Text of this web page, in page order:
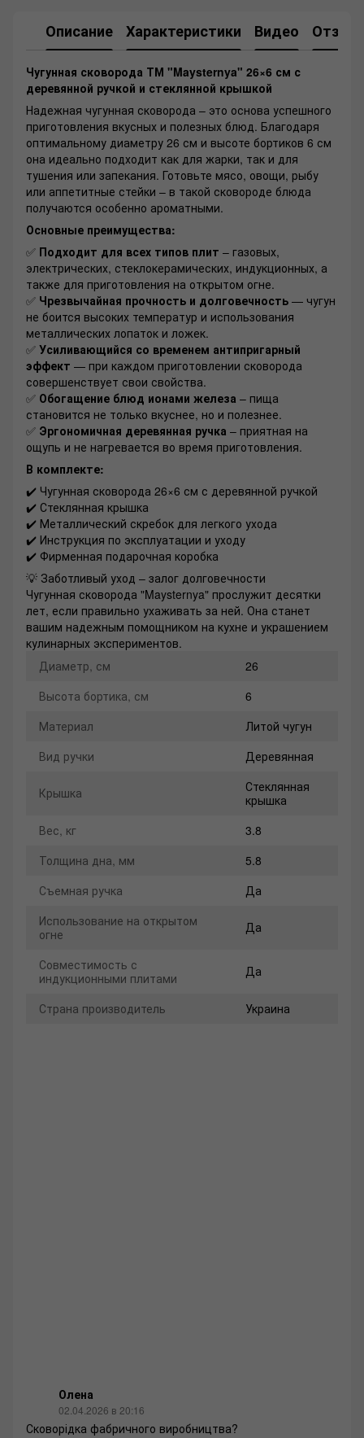
Описание Характеристики Видео
Чугунная сковорода ТМ "Maysternya" 26×6 см с
деревянной ручкой и стеклянной крышкой
Надежная чугунная сковорода – это основа успешного
приготовления вкусных и полезных блюд. Благодаря
оптимальному диаметру 26 см и высоте бортиков 6 см
она идеально подходит как для жарки, так и для
тушения или запекания. Готовьте мясо, овощи, рыбу
или аппетитные стейки – в такой сковороде блюда
получаются особенно ароматными.
Основные преимущества:
✅ Подходит для всех типов плит – газовых,
электрических, стеклокерамических, индукционных, а
также для приготовления на открытом огне.
✅ Чрезвычайная прочность и долговечность — чугун
не боится высоких температур и использования
металлических лопаток и ложек.
✅ Усиливающийся со временем антипригарный
эффект — при каждом приготовлении сковорода
совершенствует свои свойства.
✅ Обогащение блюд ионами железа – пища
становится не только вкуснее, но и полезнее.
✅ Эргономичная деревянная ручка – приятная на
ощупь и не нагревается во время приготовления.
В комплекте:
✔️ Чугунная сковорода 26×6 см с деревянной ручкой
✔️ Стеклянная крышка
✔️ Металлический скребок для легкого ухода
✔️ Инструкция по эксплуатации и уходу
✔️ Фирменная подарочная коробка
💡 Заботливый уход – залог долговечности
Чугунная сковорода "Maysternya" прослужит десятки
лет, если правильно ухаживать за ней. Она станет
вашим надежным помощником на кухне и украшением
кулинарных экспериментов.
Диаметр, см
26
Высота бортика, см
6
Материал
Литой чугун
Вид ручки
Деревянная
Крышка
Стеклянная
крышка
Вес, кг
3.8
Толщина дна, мм
5.8
Съемная ручка
Да
Использование на открытом
огне
Да
Совместимость с
индукционными плитами
Да
Страна производитель Украина
Олена
02.04.2026 в 20:16
Сковорідка фабричного виробництва?